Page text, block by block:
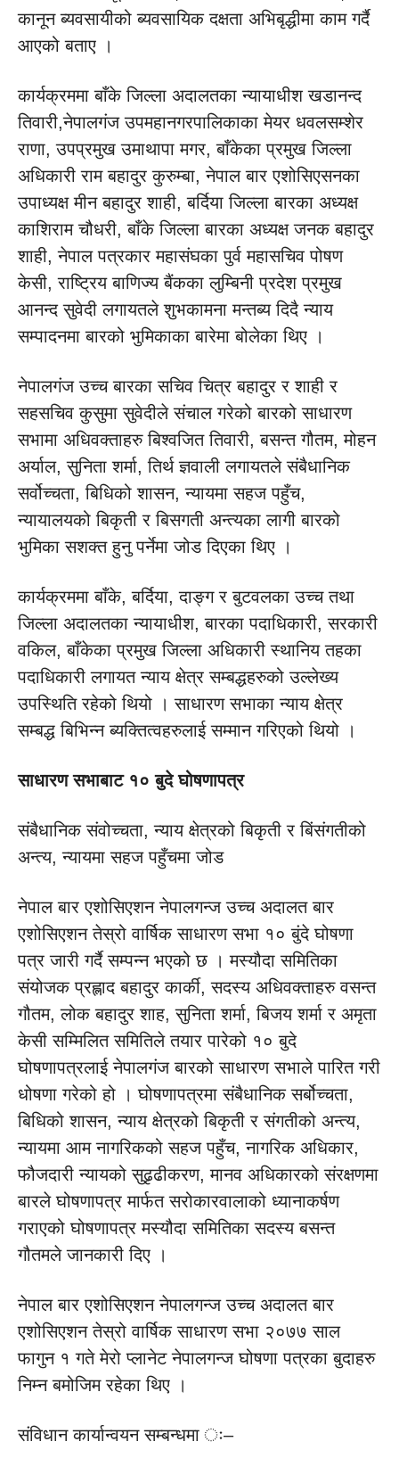
कानून ब्यवसायीको ब्यवसायिक दक्षता अभिबृद्धीमा काम गर्दै
आएको बताए ।
कार्यक्रममा बाँके जिल्ला अदालतका न्यायाधीश खडानन्द
तिवारी,नेपालगंज उपमहानगरपालिकाका मेयर धवलसम्शेर
राणा, उपप्रमुख उमाथापा मगर, बाँकेका प्रमुख जिल्ला
अधिकारी राम बहादुर कुरुम्बा, नेपाल बार एशोसिएसनका
उपाध्यक्ष मीन बहादुर शाही, बर्दिया जिल्ला बारका अध्यक्ष
काशिराम चौधरी, बाँके जिल्ला बारका अध्यक्ष जनक बहादुर
शाही, नेपाल पत्रकार महासंघका पुर्व महासचिव पोषण
केसी, राष्ट्रिय बाणिज्य बैंकका लुम्बिनी प्रदेश प्रमुख
आनन्द सुवेदी लगायतले शुभकामना मन्तब्य दिदै न्याय
सम्पादनमा बारको भुमिकाका बारेमा बोलेका थिए ।
नेपालगंज उच्च बारका सचिव चित्र बहादुर र शाही र
सहसचिव कुसुमा सुवेदीले संचाल गरेको बारको साधारण
सभामा अधिवक्ताहरु बिश्वजित तिवारी, बसन्त गौतम, मोहन
अर्याल, सुनिता शर्मा, तिर्थ ज्ञवाली लगायतले संबैधानिक
सर्वोच्चता, बिधिको शासन, न्यायमा सहज पहुँच,
न्यायालयको बिकृती र बिसगती अन्त्यका लागी बारको
भुमिका सशक्त हुनु पर्नेमा जोड दिएका थिए ।
कार्यक्रममा बाँके, बर्दिया, दाङ्ग र बुटवलका उच्च तथा
जिल्ला अदालतका न्यायाधीश, बारका पदाधिकारी, सरकारी
वकिल, बाँकेका प्रमुख जिल्ला अधिकारी स्थानिय तहका
पदाधिकारी लगायत न्याय क्षेत्र सम्बद्धहरुको उल्लेख्य
उपस्थिति रहेको थियो । साधारण सभाका न्याय क्षेत्र
सम्बद्ध बिभिन्न ब्यक्तित्वहरुलाई सम्मान गरिएको थियो ।
साधारण सभाबाट १० बुदे घोषणापत्र
संबैधानिक संवोच्चता, न्याय क्षेत्रको बिकृती र बिंसंगतीको
अन्त्य, न्यायमा सहज पहुँचमा जोड
नेपाल बार एशोसिएशन नेपालगन्ज उच्च अदालत बार
एशोसिएशन तेस्रो वार्षिक साधारण सभा १० बुंदे घोषणा
पत्र जारी गर्दै सम्पन्न भएको छ । मस्यौदा समितिका
संयोजक प्रह्लाद बहादुर कार्की, सदस्य अधिवक्ताहरु वसन्त
गौतम, लोक बहादुर शाह, सुनिता शर्मा, बिजय शर्मा र अमृता
केसी सम्मिलित समितिले तयार पारेको १० बुदे
घोषणापत्रलाई नेपालगंज बारको साधारण सभाले पारित गरी
धोषणा गरेको हो । घोषणापत्रमा संबैधानिक सर्बोच्चता,
बिधिको शासन, न्याय क्षेत्रको बिकृती र संगतीको अन्त्य,
न्यायमा आम नागरिकको सहज पहुँच, नागरिक अधिकार,
फौजदारी न्यायको सुढृढीकरण, मानव अधिकारको संरक्षणमा
बारले घोषणापत्र मार्फत सरोकारवालाको ध्यानाकर्षण
गराएको घोषणापत्र मस्यौदा समितिका सदस्य बसन्त
गौतमले जानकारी दिए ।
नेपाल बार एशोसिएशन नेपालगन्ज उच्च अदालत बार
एशोसिएशन तेस्रो वार्षिक साधारण सभा २०७७ साल
फागुन १ गते मेरो प्लानेट नेपालगन्ज घोषणा पत्रका बुदाहरु
निम्न बमोजिम रहेका थिए ।
संविधान कार्यान्वयन सम्बन्धमा ः–